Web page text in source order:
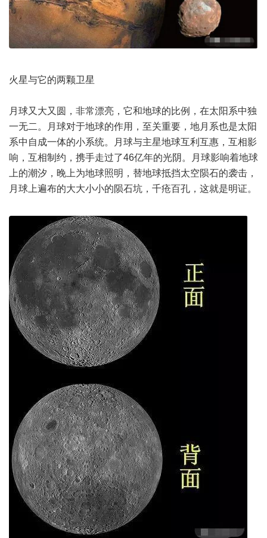
火星与它的两颗卫星
月球又大又圆，非常漂亮，它和地球的比例，在太阳系中独
一无二。月球对于地球的作用，至关重要，地月系也是太阳
系中自成一体的小系统。月球与主星地球互利互惠，互相影
响，互相制约，携手走过了46亿年的光阴。月球影响着地球
上的潮汐，晚上为地球照明，替地球抵挡太空陨石的袭击，
月球上遍布的大大小小的陨石坑，千疮百孔，这就是明证。